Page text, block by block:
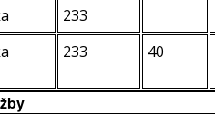
233
233 40